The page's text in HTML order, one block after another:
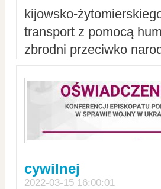
kijowsko-
transport z pomocą
zbrodni przeciwko
cywilnej
2022-03-15 16:00:01